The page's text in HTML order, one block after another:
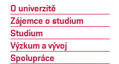
O univerzitě
Zájemce o studium
Studium
Výzkum a vývoj
Spolupráce